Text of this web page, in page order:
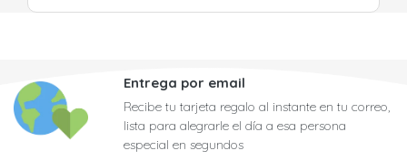
Entrega por email
Recibe tu tarjeta regalo al instante en tu correo,
lista para alegrarle el día a esa persona
especial en segundos